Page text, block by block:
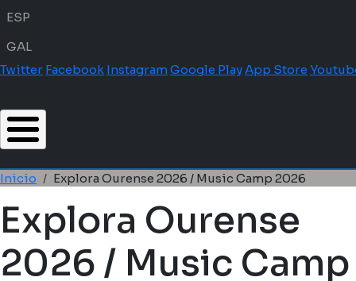
Menú idioma
ESP
GAL
Twitter Facebook InstagramGoogle PlayApp Store
Miga de pan
Inicio Explora Ourense 2026 / Music Camp 2026
Explora Ourense
2026 / Music Camp